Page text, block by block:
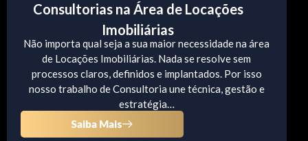
Consultorias na Área de Locações
Imobiliárias
Não importa qual seja a sua maior necessidade na área
de Locações Imobiliárias. Nada se resolve sem
processos claros, definidos e implantados. Por isso
nosso trabalho de Consultoria une técnica, gestão e
estratégia…
Saiba Mais